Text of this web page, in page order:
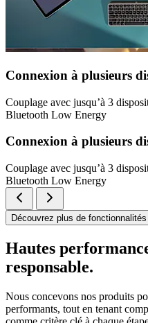
Connexion à plusieurs
Couplage avec jusqu’à 3
Bluetooth Low Energy
Connexion à plusieurs
Couplage avec jusqu’à 3
Bluetooth Low Energy
Découvrez plus de fonctionnalités
Hautes
responsable.
Nous concevons nos produits
performants, tout en tenant